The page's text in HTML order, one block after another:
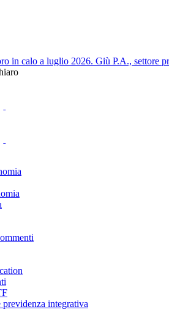
in calo a luglio 2026. Giù P.A., settore
previdenza integrativa